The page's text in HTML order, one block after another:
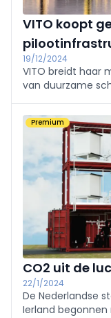
VITO koopt
19/12/2024
VITO breidt haar
van duurzame
pervaporatie-
Premium
CO2 uit de
22/1/2024
De Nederlandse
Ierland